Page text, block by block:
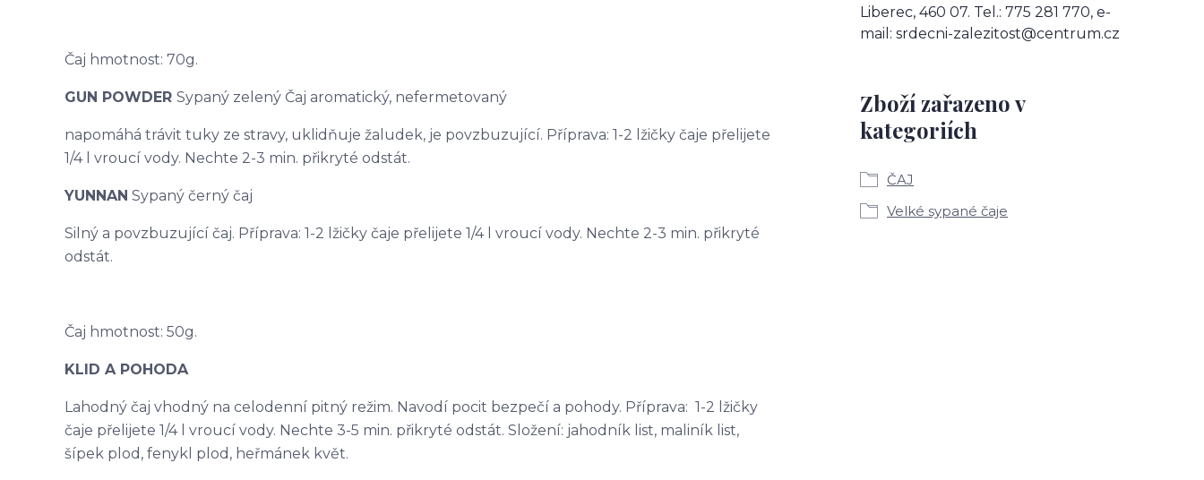
Čaj hmotnost: 70g.
GUN POWDER Sypaný zelený Čaj aromatický, nefermetovaný
napomáhá trávit tuky ze stravy, uklidňuje žaludek, je povzbuzující. Příprava: 1-2 lžičky čaje přelijete
1/4 l vroucí vody. Nechte 2-3 min. přikryté odstát.
YUNNAN Sypaný černý čaj
Silný a povzbuzující čaj. Příprava: 1-2 lžičky čaje přelijete 1/4 l vroucí vody. Nechte 2-3 min. přikryté
odstát.
Čaj hmotnost: 50g.
KLID A POHODA
Lahodný čaj vhodný na celodenní pitný režim. Navodí pocit bezpečí a pohody. Příprava: 1-2 lžičky
čaje přelijete 1/4 l vroucí vody. Nechte 3-5 min. přikryté odstát. Složení: jahodník list, maliník list,
šípek plod, fenykl plod, heřmánek květ.
Liberec, 460 07. Tel.: 775 281 770, e-
mail: srdecni-zalezitost@centrum.cz
Zboží zařazeno v
kategoriích
ČAJ
Velké sypané čaje